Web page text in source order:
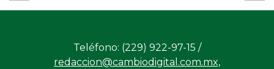
Teléfono: (229) 922-97-15 /
redaccion@cambiodigital.com.mx,